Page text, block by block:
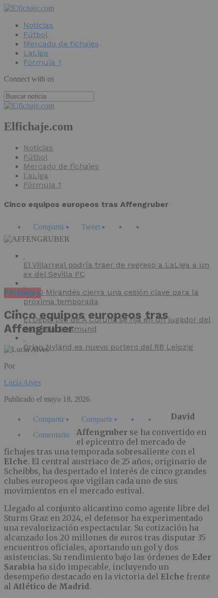
Noticias
Fútbol
Mercado de fichajes
LaLiga
Fórmula 1
Connect with us
Elfichaje.com
Noticias
Fútbol
Mercado de fichajes
LaLiga
Fórmula 1
Cinco equipos europeos tras Affengruber
Compartir Tweet
El Villarreal podría traer de regreso a LaLiga a un
ex del Sevilla FC
El CD Mirandés cierra una cesión clave para la
próxima temporada
El Deportivo de A Coruña se fija en un jugador del
Borussia Dortmund
Orjan Nyland es nuevo portero del RB Leipzig
Fichajes
Cinco equipos europeos tras
Affengruber
Por
Lucía Alves
Publicado el mayo 18, 2026
Compartir
Compartir
Comentario
David
Affengruber se ha convertido en
el epicentro del mercado de
fichajes tras una temporada sobresaliente con el
Elche. El central austriaco de 25 años, originario de
Scheibbs, ha despertado el interés de cinco grandes
clubes europeos que vigilan cada uno de sus
movimientos en el mercado estival.
Llegado al conjunto alicantino como agente libre del
Sturm Graz en 2024, el defensor ha experimentado
una revalorización espectacular. Su cotización ha
alcanzado los 20 millones de euros tras disputar 35
encuentros oficiales, aportando un gol y dos
asistencias. Su rendimiento bajo las órdenes de Eder
Sarabia ha sido impecable, incluyendo un
desempeño destacado en la victoria del Elche frente
al Atlético de Madrid.